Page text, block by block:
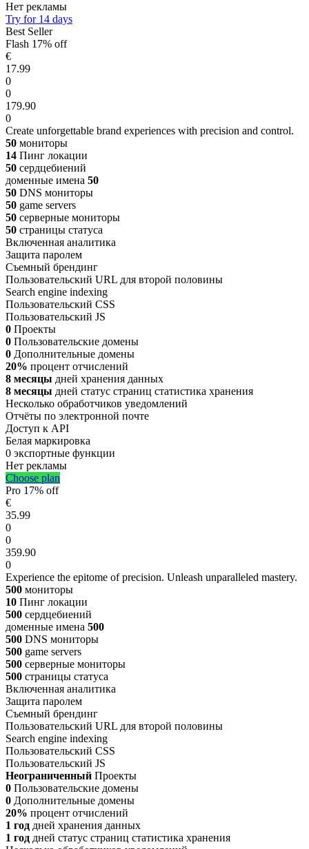
Нет рекламы
Try for 14 days
Best Seller
Flash 17% off
€
17.99
0
0
179.90
0
Create unforgettable brand experiences with precision and control.
50 мониторы
14 Пинг локации
50 сердцебиений
доменные имена 50
50 DNS мониторы
50 game servers
50 серверные мониторы
50 страницы статуса
Включенная аналитика
Защита паролем
Съемный брендинг
Пользовательский URL для второй половины
Search engine indexing
Пользовательский CSS
Пользовательский JS
0 Проекты
0 Пользовательские домены
0 Дополнительные домены
20% процент отчислений
8 месяцы дней хранения данных
8 месяцы дней статус страниц статистика хранения
Несколько обработчиков уведомлений
Отчёты по электронной почте
Доступ к API
Белая маркировка
0 экспортные функции
Нет рекламы
Choose plan
Pro 17% off
€
35.99
0
0
359.90
0
Experience the epitome of precision. Unleash unparalleled mastery.
500 мониторы
10 Пинг локации
500 сердцебиений
доменные имена 500
500 DNS мониторы
500 game servers
500 серверные мониторы
500 страницы статуса
Включенная аналитика
Защита паролем
Съемный брендинг
Пользовательский URL для второй половины
Search engine indexing
Пользовательский CSS
Пользовательский JS
Неограниченный Проекты
0 Пользовательские домены
0 Дополнительные домены
20% процент отчислений
1 год дней хранения данных
1 год дней статус страниц статистика хранения